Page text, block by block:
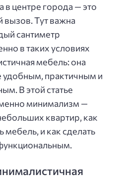
в центре города — это
вызов. Тут важна
сантиметр
в таких условиях
мебель: она
удобным, практичным и
В этой статье
минимализм —
квартир, как
мебель, и как сделать